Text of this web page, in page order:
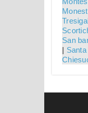
San
|